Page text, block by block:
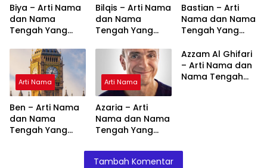
Biya – Arti Nama
dan Nama
Tengah Yang
Bilqis – Arti Nama
dan Nama
Tengah Yang
Bastian – Arti
Nama dan Nama
Tengah Yang
Arti Nama
Ben – Arti Nama
dan Nama
Tengah Yang
Arti Nama
Azaria – Arti
Nama dan Nama
Tengah Yang
Azzam Al Ghifari
– Arti Nama dan
Nama Tengah
Tambah Komentar